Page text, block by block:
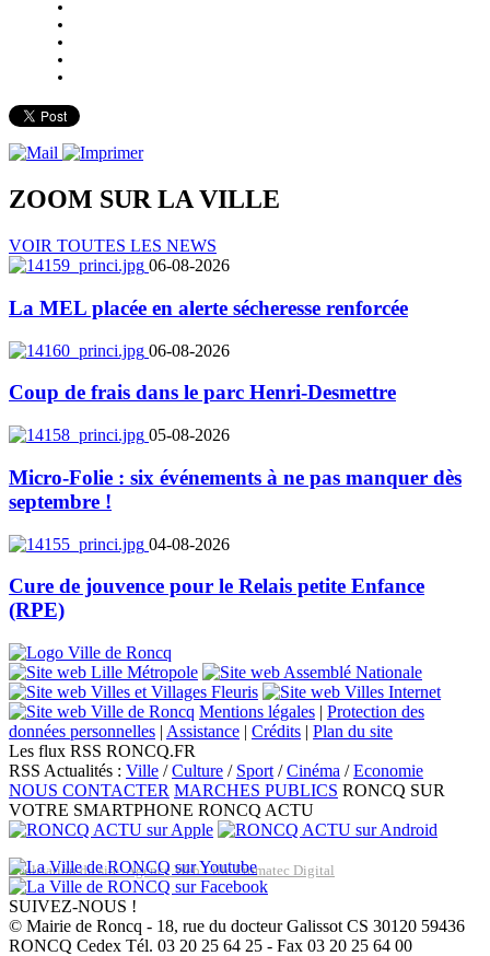
ZOOM SUR LAVILLE
VOIR TOUTES LES NEWS
06-08-2026
La MEL placée en alerte sécheresse renforcée
06-08-2026
Coup de frais dans le parc Henri-Desmettre
05-08-2026
Micro-Folie : six événements à ne pas manquer dès
septembre !
04-08-2026
Cure de jouvence pour le Relais petite Enfance
(RPE)
Mentions légales | Protection des
données personnelles | Assistance | Crédits | Plan du site
Les flux RSS RONCQ.FR
RSS Actualités : Ville /Culture / Sport /Cinéma /Economie
NOUS CONTACTER MARCHES PUBLICS RONCQ SUR
VOTRE SMARTPHONE RONCQ ACTU
Réalisation du site: Agence Web Lille Promatec Digital
SUIVEZ-NOUS !
© Mairie de Roncq - 18, rue du docteur Galissot CS 30120 59436
RONCQ Cedex Tél. 03 20 25 64 25 - Fax 03 20 25 64 00